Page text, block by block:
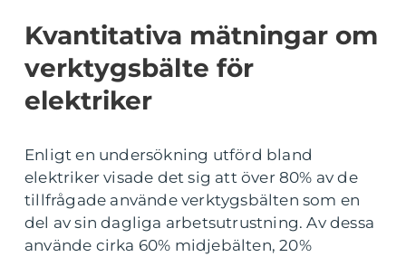
Kvantitativa mätningar om
verktygsbälte för
elektriker
Enligt en undersökning utförd bland
elektriker visade det sig att över 80% av de
tillfrågade använde verktygsbälten som en
del av sin dagliga arbetsutrustning. Av dessa
använde cirka 60% midjebälten, 20%